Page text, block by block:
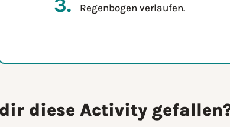
Regenbogen verlaufen.
diese Activity